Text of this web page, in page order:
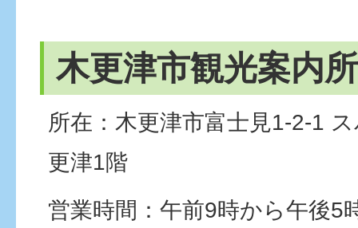
木更津市観光案内所
所在：木更津市富士見1-2-1
更津1階
営業時間：午前9時から午後5